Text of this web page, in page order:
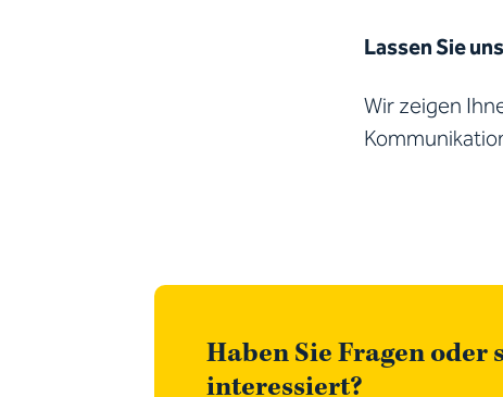
Lassen Sie
Wir zeigen
Haben Sie Fragen
interessiert?